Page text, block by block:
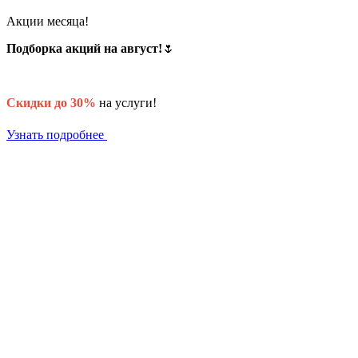
Акции месяца!
Подборка акций на август! 🌷
Скидки до 30% на услуги!
Узнать подробнее